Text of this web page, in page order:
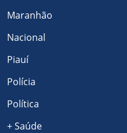
Maranhão
Nacional
Piauí
Polícia
Política
+ Saúde